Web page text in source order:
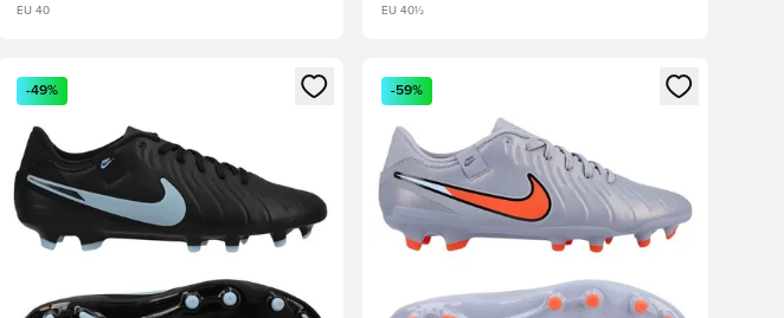
EU 40 EU 40½
a tagként való regisztrációhoz
Megnyit egy modált a bejelentkezéshez vagy a tagként való regisztrációhoz
-49%
Megnyit egy modált a bejelentkezéshez vagy a
-59%